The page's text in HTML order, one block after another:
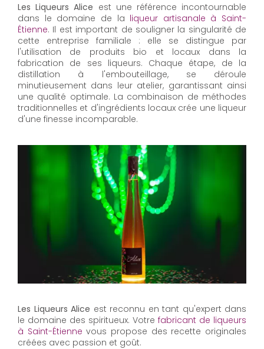
Les Liqueurs Alice est une référence incontournable
dans le domaine de la liqueur artisanale à Saint-
Étienne. Il est important de souligner la singularité de
cette entreprise familiale : elle se distingue par
l'utilisation de produits bio et locaux dans la
fabrication de ses liqueurs. Chaque étape, de la
distillation à l'embouteillage, se déroule
minutieusement dans leur atelier, garantissant ainsi
une qualité optimale. La combinaison de méthodes
traditionnelles et d'ingrédients locaux crée une liqueur
d'une finesse incomparable.
Les Liqueurs Alice est reconnu en tant qu'expert dans
le domaine des spiritueux. Votre fabricant de liqueurs
à Saint-Étienne vous propose des recette originales
créées avec passion et goût.